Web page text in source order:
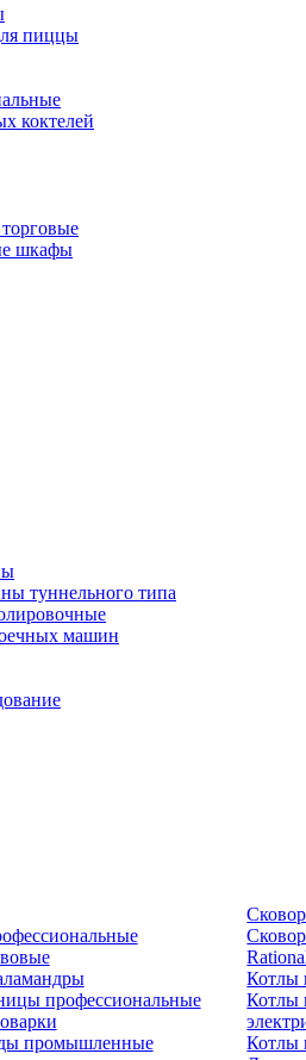
пиццы
коктелей
шкафы
туннельного типа
машин
профессиональные
промышленные
Котлы
Котлы
Котлы